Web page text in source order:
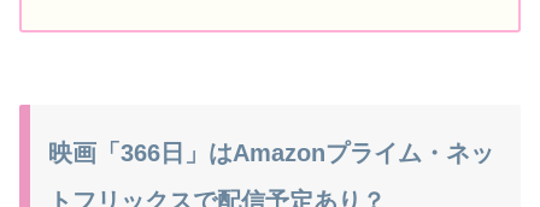
映画「366日」はAmazonプライム・ネッ
トフリックスで配信予定あり？